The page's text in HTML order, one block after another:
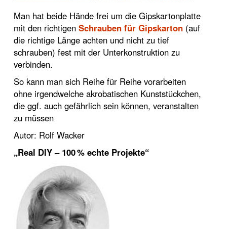
Man hat beide Hände frei um die Gipskartonplatte
mit den richtigen Schrauben für Gipskarton (auf
die richtige Länge achten und nicht zu tief
schrauben) fest mit der Unterkonstruktion zu
verbinden.
So kann man sich Reihe für Reihe vorarbeiten
ohne irgendwelche akrobatischen Kunststückchen,
die ggf. auch gefährlich sein können, veranstalten
zu müssen
Autor: Rolf Wacker
„Real DIY – 100 % echte Projekte“